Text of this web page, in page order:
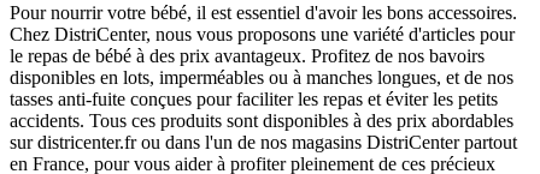
Pour nourrir votre bébé, il est essentiel d'avoir les bons accessoires.
Chez DistriCenter, nous vous proposons une variété d'articles pour
le repas de bébé à des prix avantageux. Profitez de nos bavoirs
disponibles en lots, imperméables ou à manches longues, et de nos
tasses anti-fuite conçues pour faciliter les repas et éviter les petits
accidents. Tous ces produits sont disponibles à des prix abordables
sur districenter.fr ou dans l'un de nos magasins DistriCenter partout
en France, pour vous aider à profiter pleinement de ces précieux